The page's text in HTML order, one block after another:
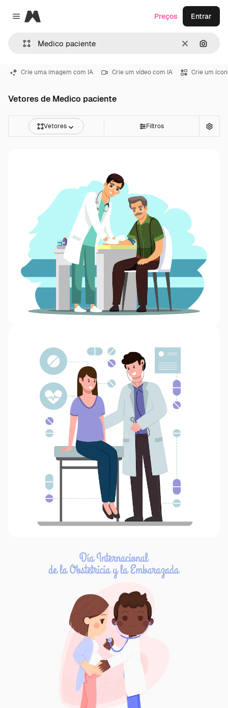
Close menu
Magnific
Limpar
Preços Entrar
Crie uma imagem com IA Crie um vídeo com IA Crie um
Vetores de Medico paciente
Vetores Filtros